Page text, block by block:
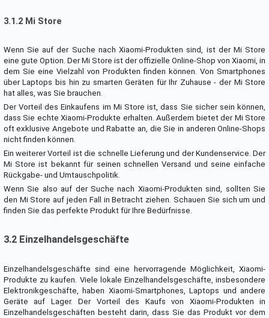
3.1.2 Mi Store
Wenn Sie auf der Suche nach Xiaomi-Produkten sind, ist der Mi Store
eine gute Option. Der Mi Store ist der offizielle Online-Shop von Xiaomi, in
dem Sie eine Vielzahl von Produkten finden können. Von Smartphones
über Laptops bis hin zu smarten Geräten für Ihr Zuhause - der Mi Store
hat alles, was Sie brauchen.
Der Vorteil des Einkaufens im Mi Store ist, dass Sie sicher sein können,
dass Sie echte Xiaomi-Produkte erhalten. Außerdem bietet der Mi Store
oft exklusive Angebote und Rabatte an, die Sie in anderen Online-Shops
nicht finden können.
Ein weiterer Vorteil ist die schnelle Lieferung und der Kundenservice. Der
Mi Store ist bekannt für seinen schnellen Versand und seine einfache
Rückgabe- und Umtauschpolitik.
Wenn Sie also auf der Suche nach Xiaomi-Produkten sind, sollten Sie
den Mi Store auf jeden Fall in Betracht ziehen. Schauen Sie sich um und
finden Sie das perfekte Produkt für Ihre Bedürfnisse.
3.2 Einzelhandelsgeschäfte
Einzelhandelsgeschäfte sind eine hervorragende Möglichkeit, Xiaomi-
Produkte zu kaufen. Viele lokale Einzelhandelsgeschäfte, insbesondere
Elektronikgeschäfte, haben Xiaomi-Smartphones, Laptops und andere
Geräte auf Lager. Der Vorteil des Kaufs von Xiaomi-Produkten in
Einzelhandelsgeschäften besteht darin, dass Sie das Produkt vor dem